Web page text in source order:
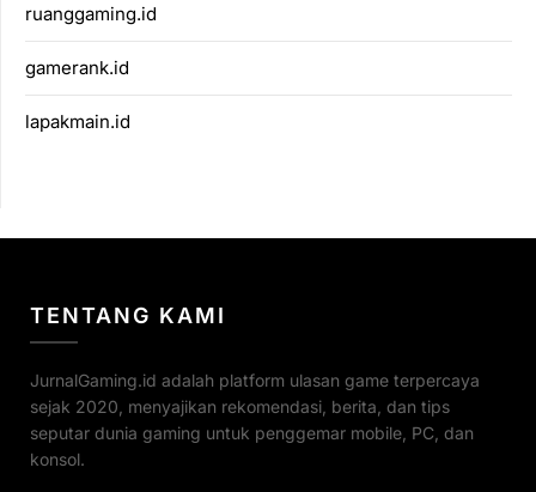
ruanggaming.id
gamerank.id
lapakmain.id
TENTANG KAMI
JurnalGaming.id adalah platform ulasan game terpercaya
sejak 2020, menyajikan rekomendasi, berita, dan tips
seputar dunia gaming untuk penggemar mobile, PC, dan
konsol.